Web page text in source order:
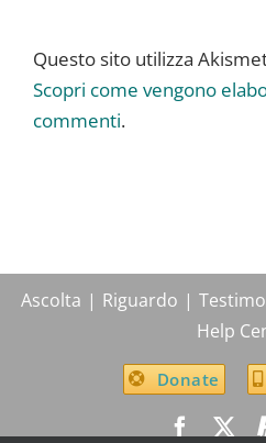
Questo sito utilizza
Scopri come vengono
commenti.
Ascolta Riguardo
Help
Donate